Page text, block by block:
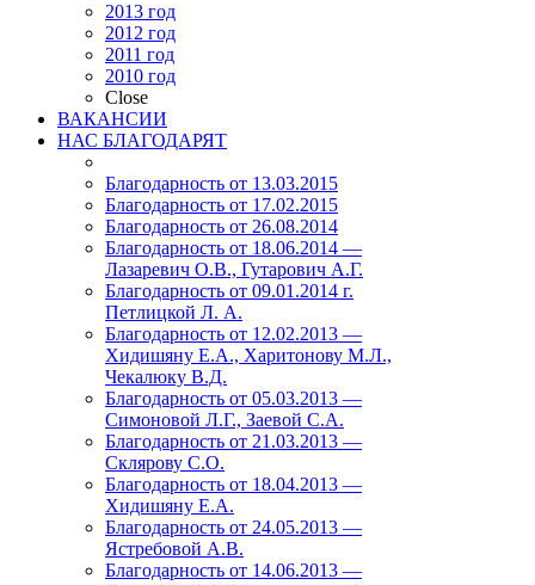
2013 год
2012 год
2011 год
2010 год
Close
ВАКАНСИИ
НАС БЛАГОДАРЯТ
Благодарность от 13.03.2015
Благодарность от 17.02.2015
Благодарность от 26.08.2014
Благодарность от 18.06.2014 —
Лазаревич О.В., Гутарович А.Г.
Благодарность от 09.01.2014 г.
Петлицкой Л. А.
Благодарность от 12.02.2013 —
Хидишяну Е.А., Харитонову М.Л.,
Чекалюку В.Д.
Благодарность от 05.03.2013 —
Симоновой Л.Г., Заевой С.А.
Благодарность от 21.03.2013 —
Склярову С.О.
Благодарность от 18.04.2013 —
Хидишяну Е.А.
Благодарность от 24.05.2013 —
Ястребовой А.В.
Благодарность от 14.06.2013 —